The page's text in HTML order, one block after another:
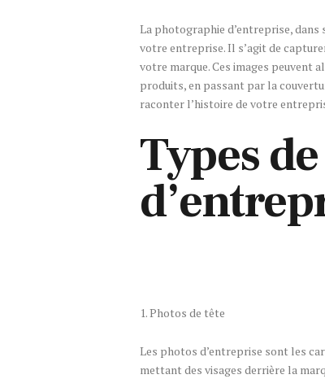
La photographie d’entreprise, dans
votre entreprise. Il s’agit de
votre marque. Ces images peuvent
produits, en passant par la
raconter l’histoire de votre
Types
1. Photos de tête
Les photos d’entreprise sont les
mettant des visages derrière la